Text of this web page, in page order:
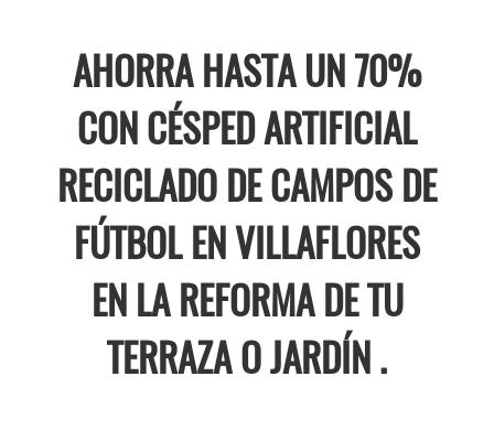
AHORRA HASTA UN 70%
CON CÉSPED ARTIFICIAL
RECICLADO DE CAMPOS DE
FÚTBOL EN VILLAFLORES
EN LA REFORMA DE TU
TERRAZA O JARDÍN .